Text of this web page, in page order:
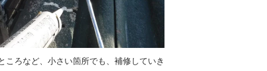
ころなど、小さい箇所でも、補修していき